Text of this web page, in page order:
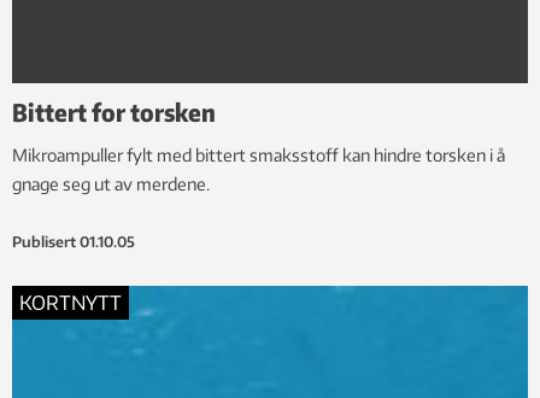
Bittert for torsken
Mikroampuller fylt med bittert smaksstoff kan hindre torsken i å
gnage seg ut av merdene.
Publisert 01.10.05
KORTNYTT